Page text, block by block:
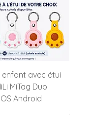
ardillon
du cadran
10 ATM
offrir
enfant avec étui
MiTag Duo
Android
Prix
24,00 €